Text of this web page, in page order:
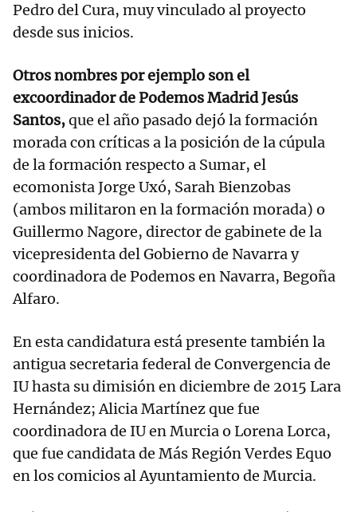
Pedro del Cura, muy vinculado al proyecto
desde sus inicios.
Otros nombres por ejemplo son el
excoordinador de Podemos Madrid Jesús
Santos,que el año pasado dejó la formación
morada con críticas a la posición de la cúpula
de la formación respecto a Sumar, el
ecomonista Jorge Uxó, Sarah Bienzobas
(ambos militaron en la formación morada) o
Guillermo Nagore, director de gabinete de la
vicepresidenta del Gobierno de Navarra y
coordinadora de Podemos en Navarra, Begoña
Alfaro.
En esta candidatura está presente también la
antigua secretaria federal de Convergencia de
IU hasta su dimisión en diciembre de 2015 Lara
Hernández; Alicia Martínez que fue
coordinadora de IU en Murcia o Lorena Lorca,
que fue candidata de Más Región Verdes Equo
en los comicios al Ayuntamiento de Murcia.